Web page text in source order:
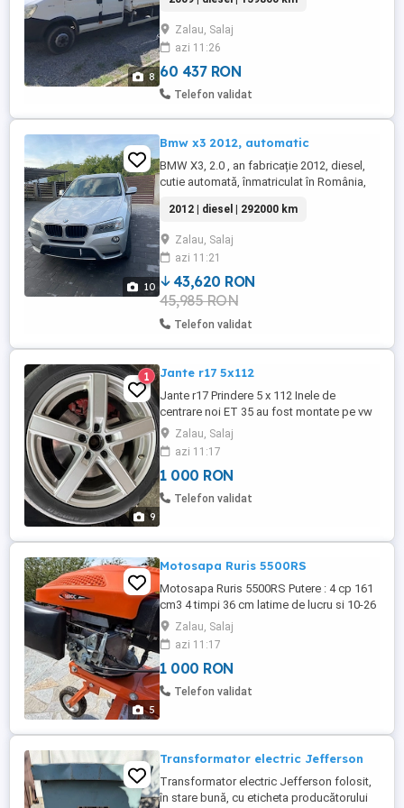
8
Zalau, Salaj
azi 11:26
60 437 RON
Telefon validat
10
Bmw x3 2012, automatic
BMW X3, 2.0 , an fabricație 2012, diesel,
cutie automată, înmatriculat în România,
tel.2012 | diesel | 292000 km
Zalau, Salaj
azi 11:21
43,620 RON
45,985 RON
Telefon validat
9
1 Jante r17 5x112
Jante r17 Prindere 5 x 112 Inele de
centrare noi ET 35 au fost montate pe vw
passat Prezinta urme mici de zgarietura,
se vede in poza Cauciucurile nu sunt
bune!! In ultima poza se vede cum arata
pe masina. Nu mai am capacele la jante.
Nu sunt strambe, sudate. Fara defecte
Zalau, Salaj
azi 11:17
1 000 RON
Telefon validat
5
Motosapa Ruris 5500RS
Motosapa Ruris 5500RS Putere : 4 cp 161
cm3 4 timpi 36 cm latime de lucru si 10-26
cm adancime de lucru Capacitate rezervor
ulei : 0,75 l Greutate : 27,5 kg Folosit o
singura data, are mai putin de o ora de
functionare
Zalau, Salaj
azi 11:17
1 000 RON
Telefon validat
Transformator electric Jefferson
Transformator electric Jefferson folosit,
în stare bună, cu eticheta producătorului